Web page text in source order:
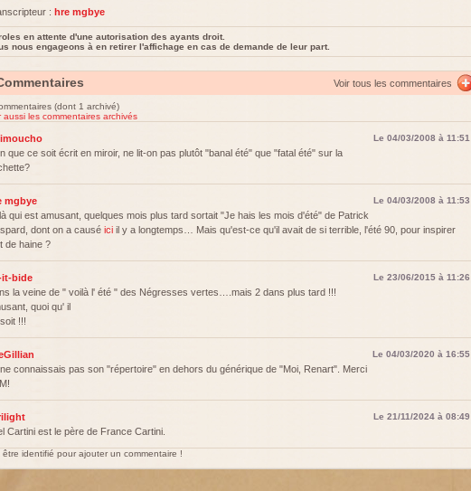
: hre mgbye
en attente d'une autorisation des ayants droit.
nous engageons à en retirer l'affichage en cas de demande de leur part.
Voir tous les commentaires
(dont 1 archivé)
aussi les commentaires archivés
Le 04/03/2008 à 11:51
que ce soit écrit en miroir, ne lit-on pas plutôt "banal été" que "fatal été" sur la
mgbye Le 04/03/2008 à 11:53
qui est amusant, quelques mois plus tard sortait "Je hais les mois d'été" de Patrick
dont on a causé ici il y a longtemps… Mais qu'est-ce qu'il avait de si terrible, l'été 90, pour inspirer
de haine ?
it-bide Le 23/06/2015 à 11:26
la veine de " voilà l' été " des Négresses vertes….mais 2 dans plus tard !!!
quoi qu' il
!!!
Le 04/03/2020 à 16:55
connaissais pas son "répertoire" en dehors du générique de "Moi, Renart". Merci
Le 21/11/2024 à 08:49
Cartini est le père de France Cartini.
être identifié pour ajouter un commentaire !